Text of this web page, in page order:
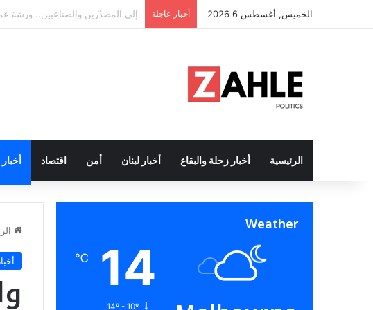
الخميس, أغسطس 6 2026 أخبار عاجلة سعر الذهب عند أعلى مستوى له في 7
الرئيسية أخبار زحلة والبقاع أخبار لبنان أمن اقتصاد
Weather
14
℃